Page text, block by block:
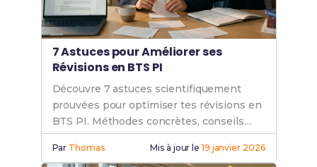
7 Astuces pour Améliorer ses
Révisions en BTS PI
Découvre 7 astuces scientifiquement
prouvées pour optimiser tes révisions en
BTS PI. Méthodes concrètes, conseils
pratiques. Booste tes résultats dès
maintenant !
Par Thomas Mis à jour le 19 janvier 2026